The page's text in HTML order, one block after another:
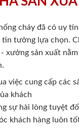
cháy đã có uy
tưởng lựa chọn.
xưởng sản xuất
việc cung cấp các
khách
sự hài lòng tuyệt
khách hàng luôn